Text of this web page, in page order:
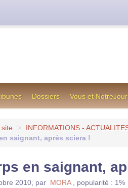
Dossiers Vous et
> INFORMATIONS -
saignant, après sciera !
en saignant,
2010 par MORA
popularité : 1%
jusqu’en octobre 2012, en